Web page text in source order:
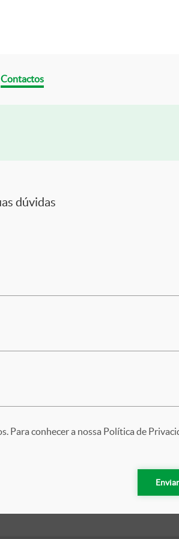
Contactos
dúvidas
Para conhecer a nossa Política de
Enviar